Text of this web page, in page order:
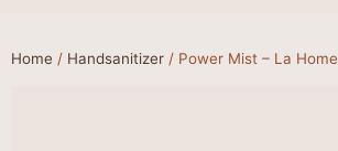
Home / Handsanitizer / Power Mist – La Home